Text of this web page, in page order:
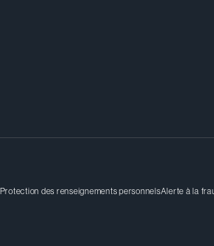
Protection des renseignements personnelsAlerte à la